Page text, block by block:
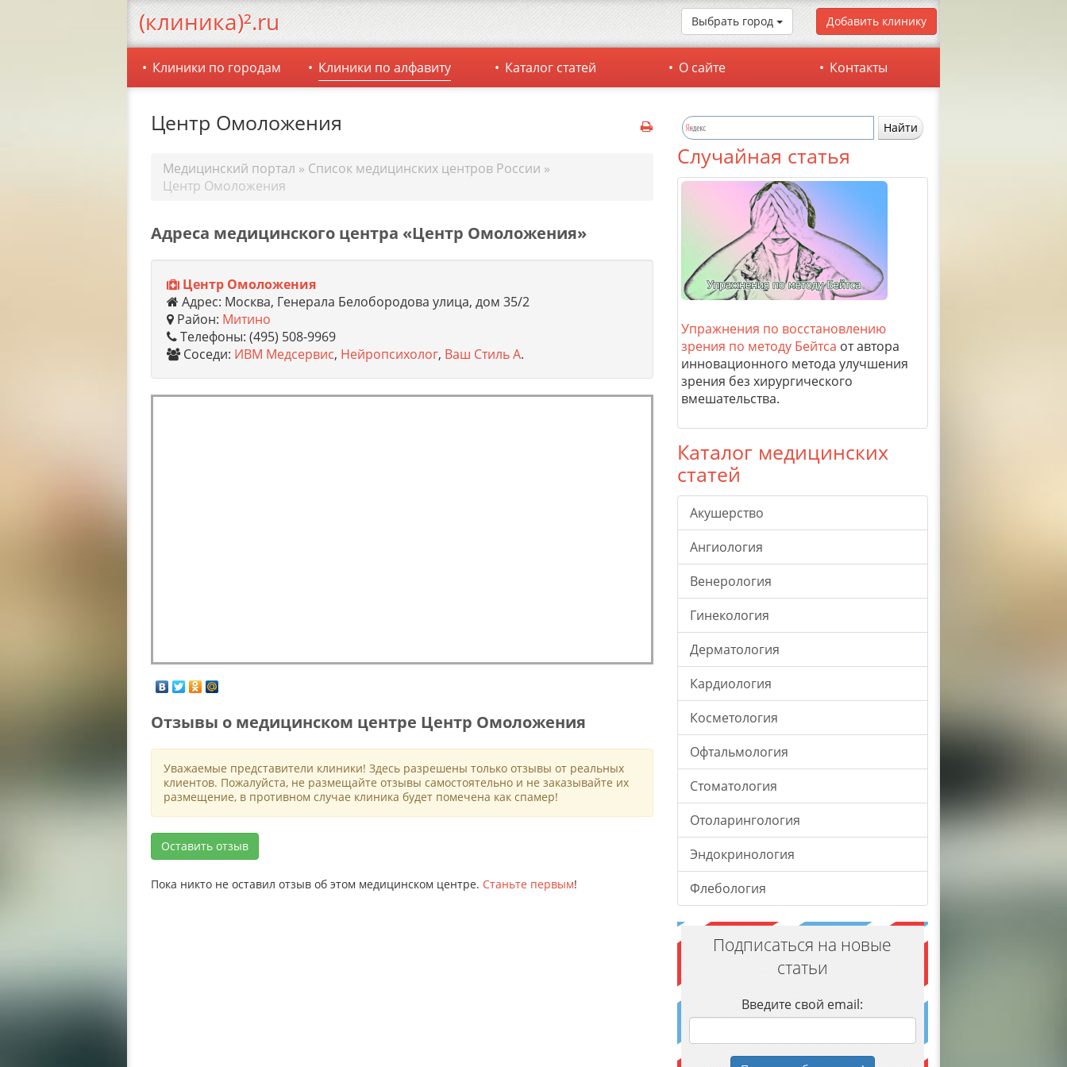
Центр Омоложения
Медицинский портал » Список медицинских центров России »
Центр Омоложения
Адреса медицинского центра «Центр Омоложения»
Центр Омоложения
Адрес: Москва, Генерала Белобородова улица, дом 35/2
Район: Митино
Телефоны: (495) 508-9969
Соседи: ИВМ Медсервис, Нейропсихолог, Ваш Стиль А.
Отзывы о медицинском центре Центр Омоложения
Уважаемые представители клиники! Здесь разрешены только отзывы от реальных
клиентов. Пожалуйста, не размещайте отзывы самостоятельно и не заказывайте их
размещение, в противном случае клиника будет помечена как спамер!
Оставить отзыв
Пока никто не оставил отзыв об этом медицинском центре. Станьте первым!
Случайная статья
Упражнения по восстановлению
зрения по методу Бейтса от автора
инновационного метода улучшения
зрения без хирургического
вмешательства.
Каталог медицинских
статей
Акушерство
Ангиология
Венерология
Гинекология
Дерматология
Кардиология
Косметология
Офтальмология
Стоматология
Отоларингология
Эндокринология
Флебология
Подписаться на новые
статьи
Введите свой email:
(клиника)².ru Выбрать город Добавить клинику
Клиники по городам Клиники по алфавиту Каталог статей О сайте Контакты